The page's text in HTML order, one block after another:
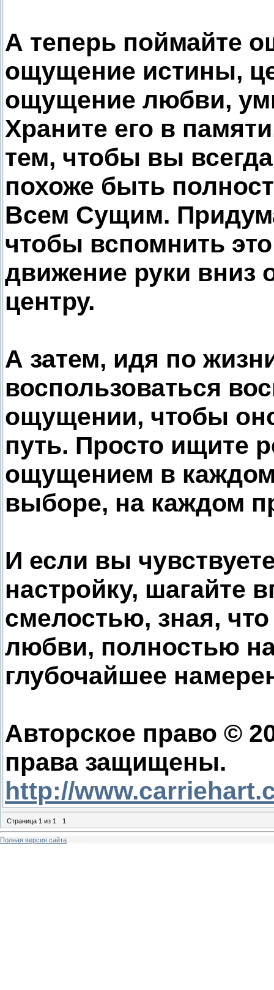
А теперь поймайте
ощущение истины,
ощущение любви,
Храните его в
тем, чтобы вы
похоже быть
Всем Сущим.
чтобы вспомнить
движение руки вниз
центру.
А затем, идя по
воспользоваться
ощущении, чтобы
путь. Просто ищите
ощущением в
выборе, на каждом
И если вы
настройку, шагайте
смелостью, зная,
любви, полностью
глубочайшее
Авторское право ©
права защищены.
http://
Страница 1 из 1 1
Полная версия сайта